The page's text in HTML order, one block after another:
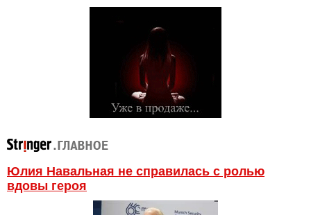
Юлия Навальная не справилась с ролью
вдовы героя